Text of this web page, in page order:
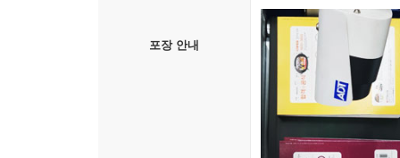
포장 안내